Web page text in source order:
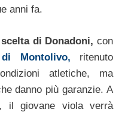
anni fa.
di Donadoni, con
Montolivo, ritenuto
atletiche, ma
danno più garanzie. A
il giovane viola verrà